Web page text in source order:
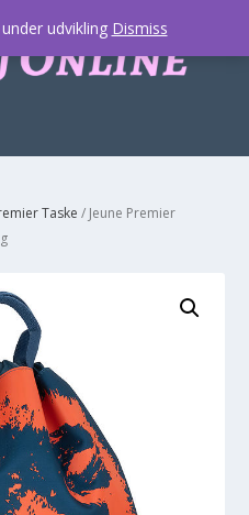
Taske / Jeune Premier
udvikling Dismiss